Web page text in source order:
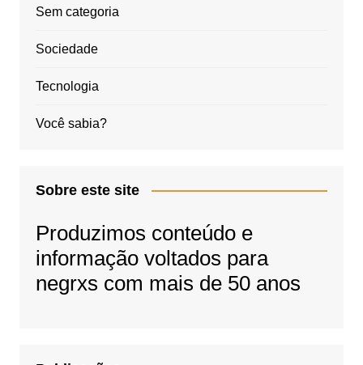
Sem categoria
Sociedade
Tecnologia
Você sabia?
Sobre este site
Produzimos conteúdo e
informação voltados para
negrxs com mais de 50 anos